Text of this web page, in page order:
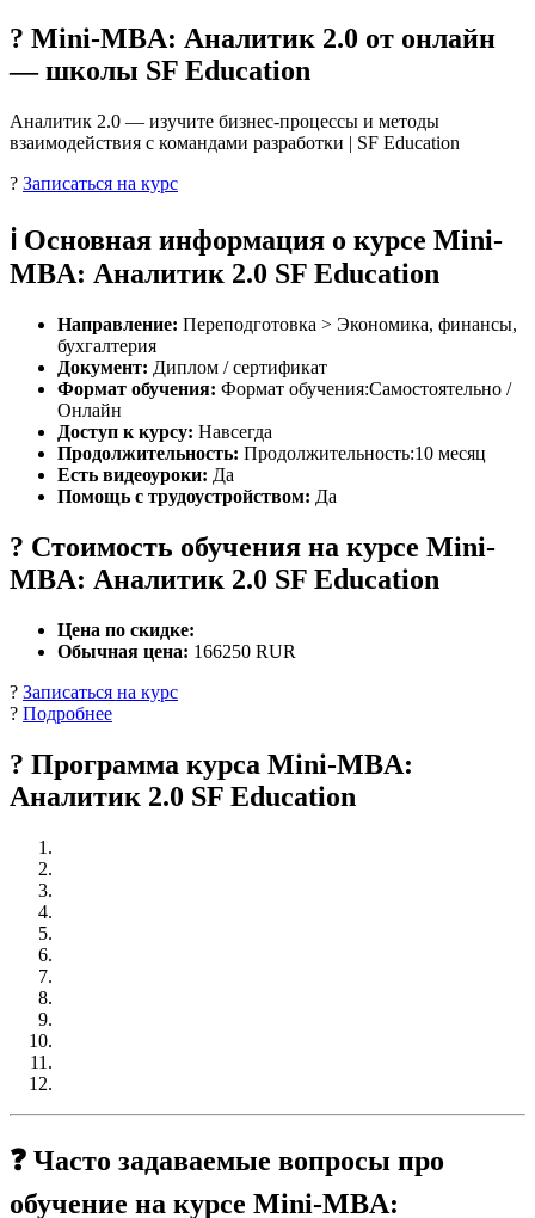
? Mini-MBA: Аналитик 2.0 от онлайн
— школы SF Education
Аналитик 2.0 — изучите бизнес-процессы и методы
взаимодействия с командами разработки | SF Education
? Записаться на курс
ℹ️ Основная информация о курсе Mini-
MBA: Аналитик 2.0 SF Education
Направление: Переподготовка > Экономика, финансы,
бухгалтерия
Документ: Диплом / сертификат
Формат обучения: Формат обучения:Самостоятельно /
Онлайн
Доступ к курсу: Навсегда
Продолжительность: Продолжительность:10 месяц
Есть видеоуроки: Да
Помощь с трудоустройством: Да
? Стоимость обучения на курсе Mini-
MBA: Аналитик 2.0 SF Education
Цена по скидке:
Обычная цена: 166250 RUR
? Записаться на курс
? Подробнее
? Программа курса Mini-MBA:
Аналитик 2.0 SF Education
❓ Часто задаваемые вопросы про
обучение на курсе Mini-MBA: